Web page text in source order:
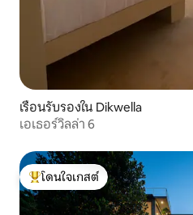
เรือนรับรองใน Dikwella
เอเธอร์วิลล่า 6
โดนใจเกสต์ที่สุด
โดนใจเกสต์